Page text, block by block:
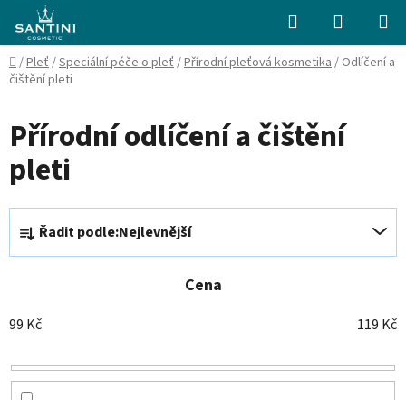
obsah
Hledat
KOŠÍK
Domů
/Pleť/Speciální péče o pleť/Přírodní pleťová kosmetika/ Odlíčení a
čištění pleti
Přírodní odlíčení a čištění
pleti
Ř
z
n
í
p
r
Řadit podle:Nejlevnější
Cena
99 Kč 119 Kč